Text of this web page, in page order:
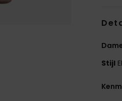
Stijl